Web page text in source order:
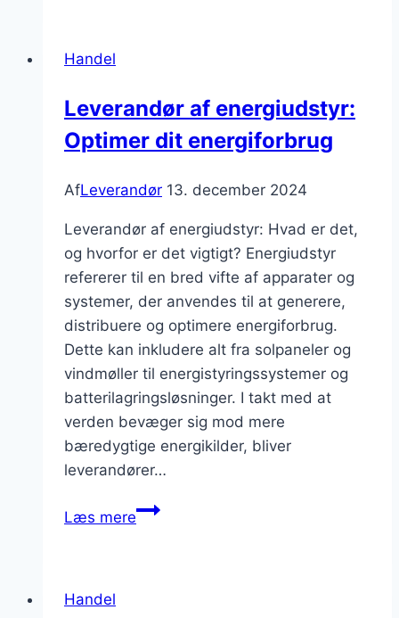
optimere
virksomhedens
Handel
Leverandør af energiudstyr:
Optimer dit energiforbrug
AfLeverandør 13. december 2024
Leverandør af energiudstyr: Hvad er det,
og hvorfor er det vigtigt? Energiudstyr
refererer til en bred vifte af apparater og
systemer, der anvendes til at generere,
distribuere og optimere energiforbrug.
Dette kan inkludere alt fra solpaneler og
vindmøller til energistyringssystemer og
batterilagringsløsninger. I takt med at
verden bevæger sig mod mere
bæredygtige energikilder, bliver
leverandører…
Læs mereLeverandør
Handel